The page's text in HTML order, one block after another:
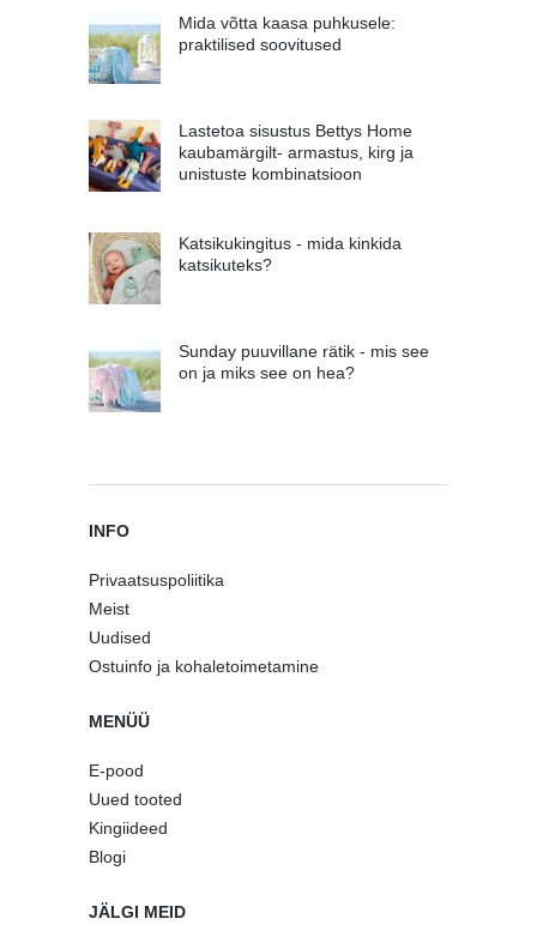
Mida võtta kaasa puhkusele:
praktilised soovitused
Lastetoa sisustus Bettys Home
kaubamärgilt- armastus, kirg ja
unistuste kombinatsioon
Katsikukingitus - mida kinkida
katsikuteks?
Sunday puuvillane rätik - mis see
on ja miks see on hea?
INFO
Privaatsuspoliitika
Meist
Uudised
Ostuinfo ja kohaletoimetamine
MENÜÜ
E-pood
Uued tooted
Kingiideed
Blogi
JÄLGI MEID